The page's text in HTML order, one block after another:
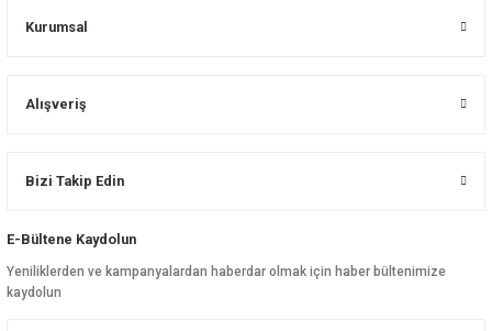
Kurumsal
Alışveriş
Bizi Takip Edin
E-Bültene Kaydolun
Yeniliklerden ve kampanyalardan haberdar olmak için haber bültenimize
kaydolun